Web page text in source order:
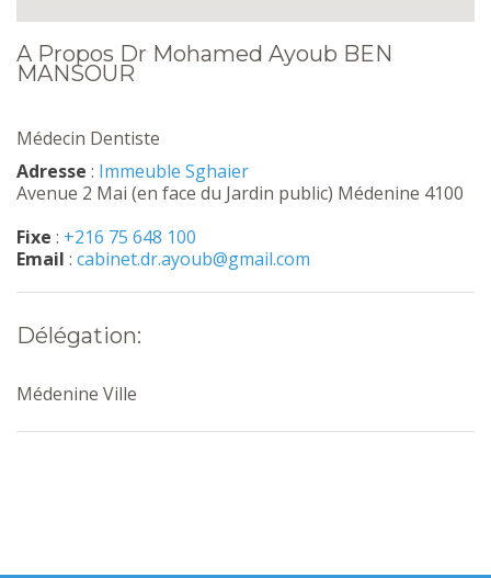
A Propos Dr Mohamed Ayoub BEN
MANSOUR
Médecin Dentiste
Adresse : Immeuble Sghaier
Avenue 2 Mai (en face du Jardin public) Médenine 4100
Fixe : +216 75 648 100
Email : cabinet.dr.ayoub@gmail.com
Délégation:
Médenine Ville